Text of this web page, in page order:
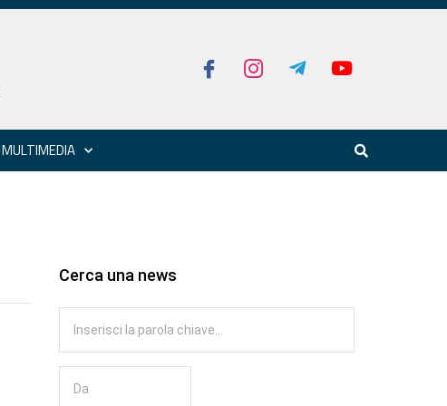
MULTIMEDIA
Cerca una news